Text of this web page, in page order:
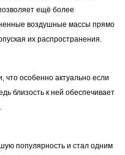
ещё более
воздушные массы прямо
их распространения.
что особенно актуально если
близость к ней обеспечивает
популярность и стал одним